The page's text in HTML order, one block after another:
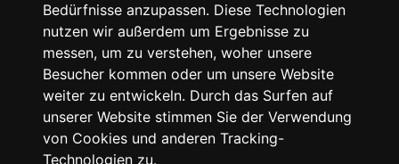
Bedürfnisse anzupassen. Diese Technologien
nutzen wir außerdem um Ergebnisse zu
messen, um zu verstehen, woher unsere
Besucher kommen oder um unsere Website
weiter zu entwickeln. Durch das Surfen auf
unserer Website stimmen Sie der Verwendung
von Cookies und anderen Tracking-
Technologien zu.